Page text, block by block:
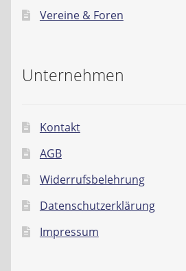
Vereine & Foren
Unternehmen
Kontakt
AGB
Widerrufsbelehrung
Datenschutzerklärung
Impressum